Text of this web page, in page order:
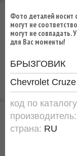
Фото деталей носит
могут не
могут не совпадать.
для Вас моменты!
БРЫЗГОВИК
Chevrolet
код по
производитель:
страна: RU